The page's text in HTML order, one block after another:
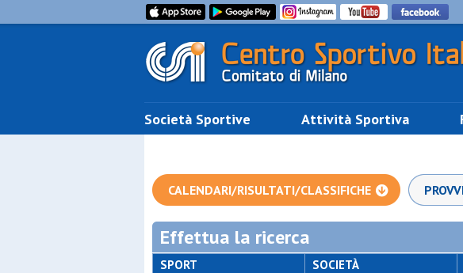
Società Sportive Attività Sportiva
CALENDARI/RISULTATI/CLASSIFICHE
Effettua la ricerca
SPORT SOCIETÀ